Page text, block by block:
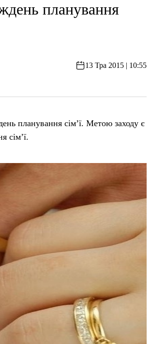
планування
13 Тра 2015 | 10:55
планування сім’ї. Метою заходу є
сім’ї.